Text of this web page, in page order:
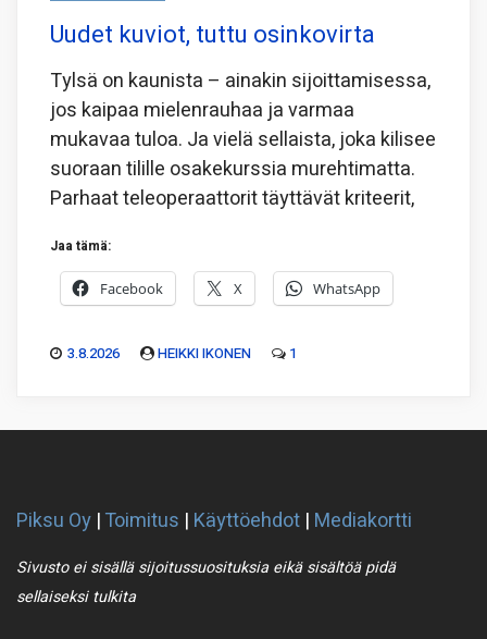
Uudet kuviot, tuttu osinkovirta
Tylsä on kaunista – ainakin sijoittamisessa,
jos kaipaa mielenrauhaa ja varmaa
mukavaa tuloa. Ja vielä sellaista, joka kilisee
suoraan tilille osakekurssia murehtimatta.
Parhaat teleoperaattorit täyttävät kriteerit,
Jaa tämä:
Facebook X WhatsApp
3.8.2026 HEIKKI IKONEN 1
Piksu Oy |Toimitus | Käyttöehdot | Mediakortti
Sivusto ei sisällä sijoitussuosituksia eikä sisältöä pidä
sellaiseksi tulkita